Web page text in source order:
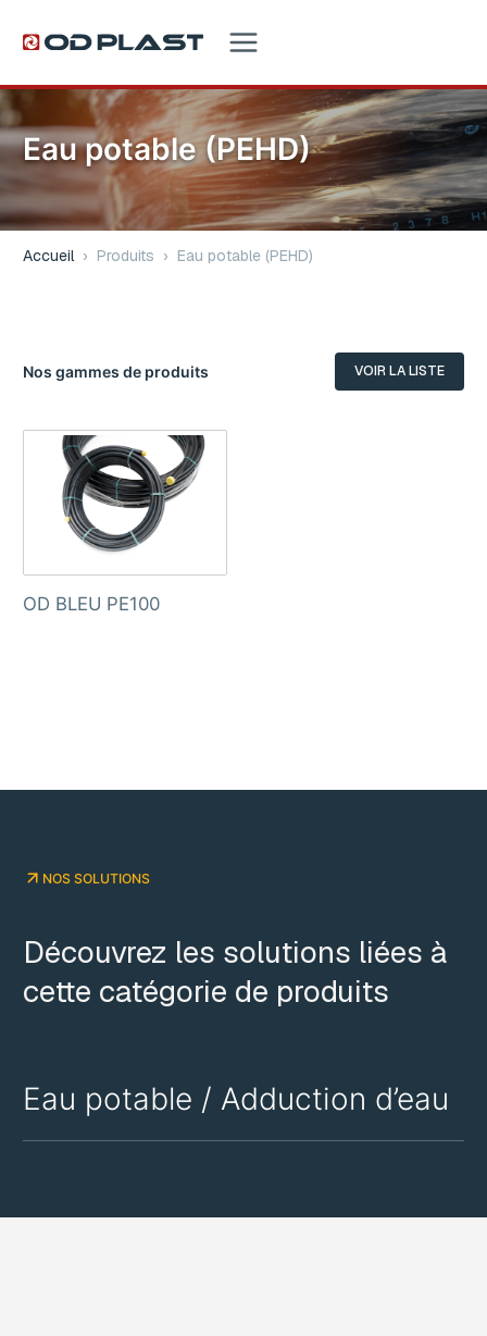
Eau potable (PEHD)
Accueil › Produits › Eau potable (PEHD)
Nos gammes de produits VOIR LA LISTE
OD BLEU PE100
NOS SOLUTIONS
Découvrez les solutions liées à
cette catégorie de produits
Eau potable / Adduction d’eau